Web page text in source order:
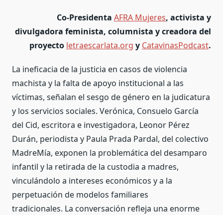
Co-Presidenta AFRA Mujeres, activista y
divulgadora feminista, columnista y creadora del
proyecto letraescarlata.org y CatavinasPodcast.
La ineficacia de la justicia en casos de violencia
machista y la falta de apoyo institucional a las
víctimas, señalan el sesgo de género en la judicatura
y los servicios sociales. Verónica, Consuelo García
del Cid, escritora e investigadora, Leonor Pérez
Durán, periodista y Paula Prada Pardal, del colectivo
MadreMía, exponen la problemática del desamparo
infantil y la retirada de la custodia a madres,
vinculándolo a intereses económicos y a la
perpetuación de modelos familiares
tradicionales. La conversación refleja una enorme